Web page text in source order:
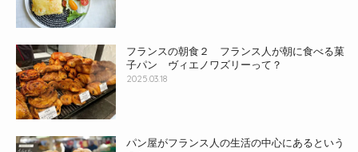
フランスの朝食２ フランス人が朝に食べる菓
子パン ヴィエノワズリーって？
2025.03.18
パン屋がフランス人の生活の中心にあるという